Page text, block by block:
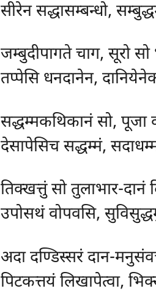
सीरेन सद्धासम्बन्धो,
जम्बुदीपागते चाग, सूरो सो
तप्पेसि धनदानेन,
सद्धम्मकथिकानं सो, पूजा
देसापेसिच सद्धम्मं,
तिक्खत्तुं सो तुलाभार-दानं
उपोसथं वोपवसि,
अदा दण्डिस्सरं दान-
पिटकत्तयं लिखापेत्वा,